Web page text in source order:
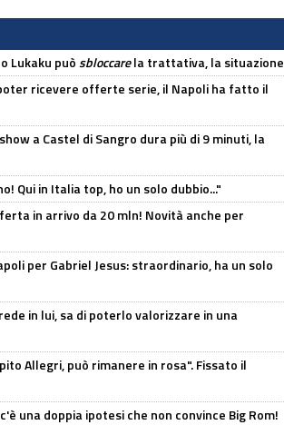
Lukaku puòsbloccarela trattativa, la situazione
ricevere offerte serie, il Napoli ha fatto il
a Castel di Sangro dura più di 9 minuti, la
Qui in Italia top, ho un solo dubbio..."
in arrivo da 20 mln! Novità anche per
per Gabriel Jesus: straordinario, ha un solo
in lui, sa di poterlo valorizzare in una
Allegri, può rimanere in rosa". Fissato il
una doppia ipotesi che non convince Big Rom!